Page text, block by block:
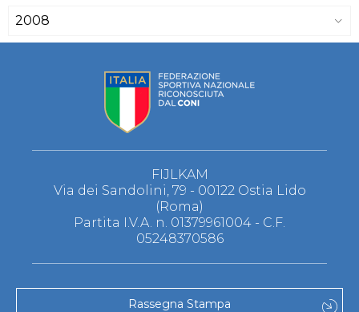
2008
FIJLKAM
Via dei Sandolini, 79 - 00122 Ostia Lido
(Roma)
Partita I.V.A. n. 01379961004 - C.F.
05248370586
Rassegna Stampa